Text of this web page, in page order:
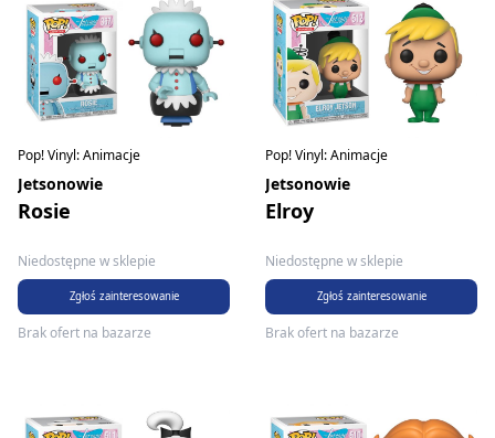
Pop! Vinyl: Animacje
Jetsonowie
Rosie
Niedostępne w sklepie
Zgłoś zainteresowanie
Brak ofert na bazarze
Pop! Vinyl: Animacje
Jetsonowie
Elroy
Niedostępne w sklepie
Zgłoś zainteresowanie
Brak ofert na bazarze